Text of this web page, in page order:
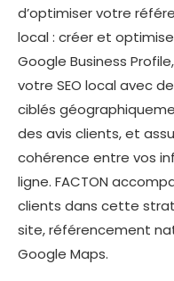
d’optimiser votre
local : créer et
Google Business
votre SEO local avec
ciblés
des avis clients, et
cohérence entre vos
ligne. FACTON
clients dans cette
site, référencement
Google Maps.